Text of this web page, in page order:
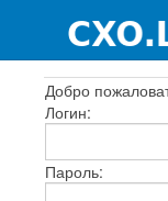
Добро
Логин:
Пароль: